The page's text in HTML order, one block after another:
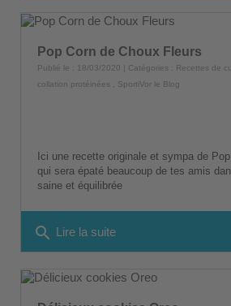
Pop Corn de Choux Fleurs
Publié le : 18/03/2020 | Catégories : Recettes de
collation protéinées
SportiVor le Blog
Ici une recette originale et sympa de
qui sera épaté beaucoup de tes amis
saine et équilibrée
search Lire la suite